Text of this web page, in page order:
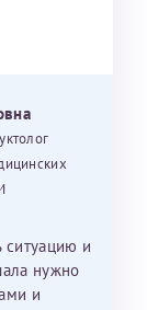
ситуацию и
нужно
и